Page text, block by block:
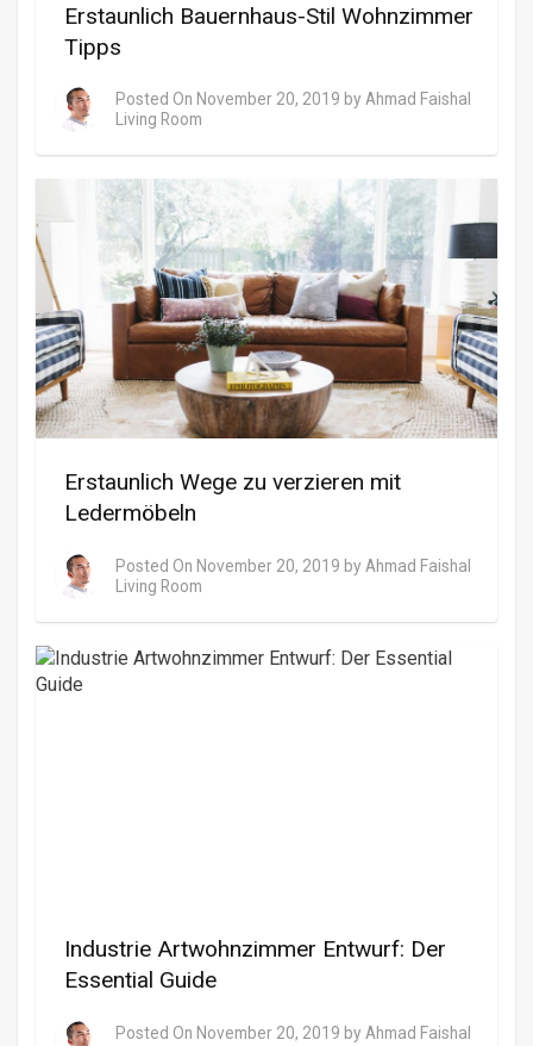
Erstaunlich Bauernhaus-Stil Wohnzimmer
Tipps
Posted On November 20, 2019 by Ahmad Faishal
Living Room
Erstaunlich Wege zu verzieren mit
Ledermöbeln
Posted On November 20, 2019 by Ahmad Faishal
Living Room
Industrie Artwohnzimmer Entwurf: Der
Essential Guide
Posted On November 20, 2019 by Ahmad Faishal